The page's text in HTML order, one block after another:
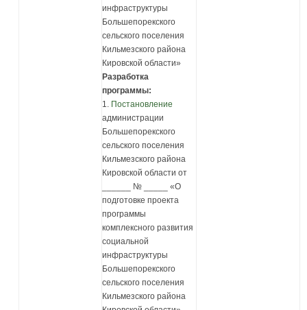
инфраструктуры
Большепорекского
сельского поселения
Кильмезского района
Кировской области»
Разработка
программы:
1. Постановление
администрации
Большепорекского
сельского поселения
Кильмезского района
Кировской области от
______ № _____ «О
подготовке проекта
программы
комплексного развития
социальной
инфраструктуры
Большепорекского
сельского поселения
Кильмезского района